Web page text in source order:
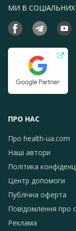
МИ В
ПРО НАС
Про health-ua.com
Наші автори
Політика
Центр допомоги
Публічна оферта
Повідомлення про
Реклама